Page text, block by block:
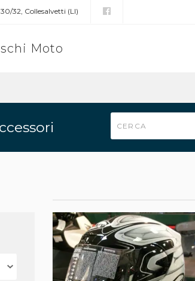
32, Collesalvetti (LI)
Moto